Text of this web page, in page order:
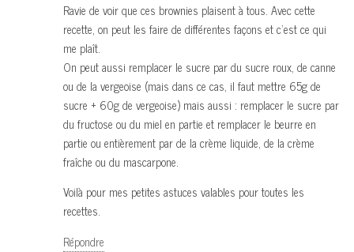
Ravie de voir que ces brownies plaisent à tous. Avec cette
recette, on peut les faire de différentes façons et c’est ce qui
me plaît.
On peut aussi remplacer le sucre par du sucre roux, de canne
ou de la vergeoise (mais dans ce cas, il faut mettre 65g de
sucre + 60g de vergeoise) mais aussi : remplacer le sucre par
du fructose ou du miel en partie et remplacer le beurre en
partie ou entièrement par de la crème liquide, de la crème
fraîche ou du mascarpone.
Voilà pour mes petites astuces valables pour toutes les
recettes.
Répondre